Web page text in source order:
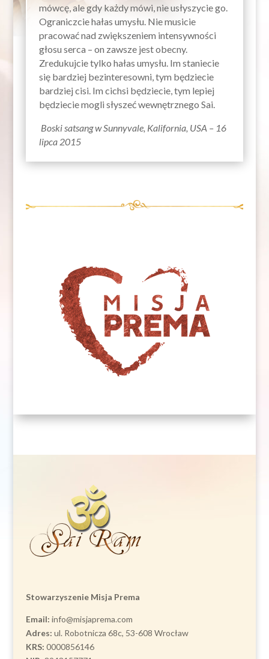
mówcę, ale gdy każdy mówi, nie usłyszycie go.
Ograniczcie hałas umysłu. Nie musicie
pracować nad zwiększeniem intensywności
głosu serca – on zawsze jest obecny.
Zredukujcie tylko hałas umysłu. Im staniecie
się bardziej bezinteresowni, tym będziecie
bardziej cisi. Im cichsi będziecie, tym lepiej
będziecie mogli słyszeć wewnętrznego Sai.
Boski satsang w Sunnyvale, Kalifornia, USA – 16
lipca 2015
Stowarzyszenie Misja Prema
Email: info@misjaprema.com
Adres: ul. Robotnicza 68c, 53-608 Wrocław
KRS: 0000856146